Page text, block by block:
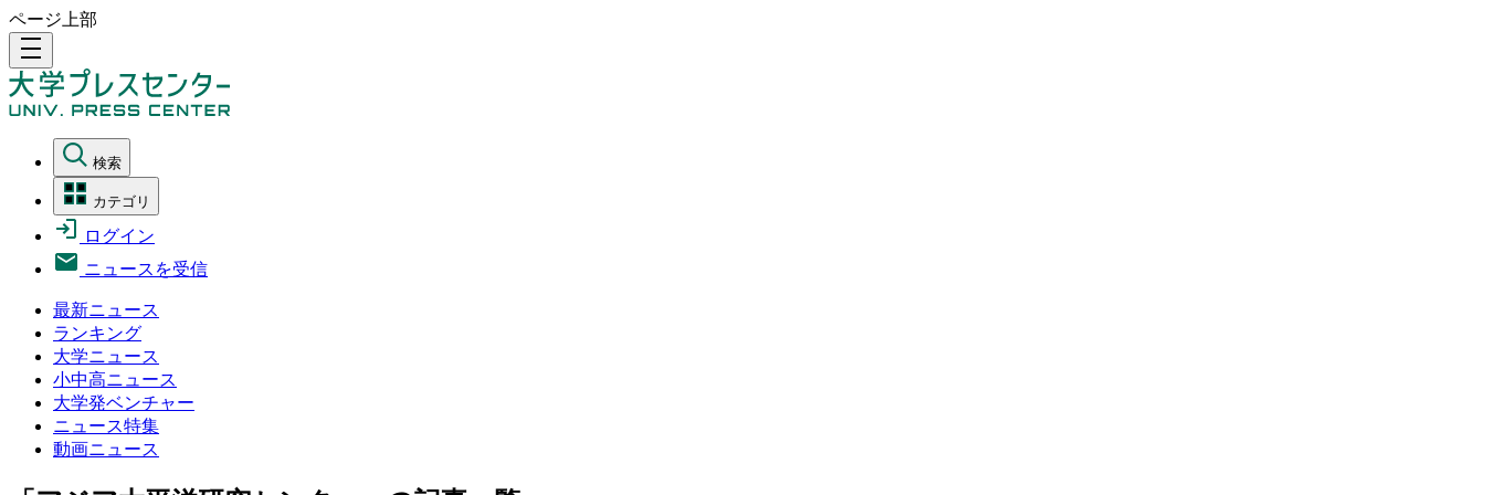
ページ上部
density_medium
検索
カテゴリ
ログイン
ニュースを受信
最新ニュース
ランキング
大学ニュース
小中高ニュース
大学発ベンチャー
ニュース特集
動画ニュース